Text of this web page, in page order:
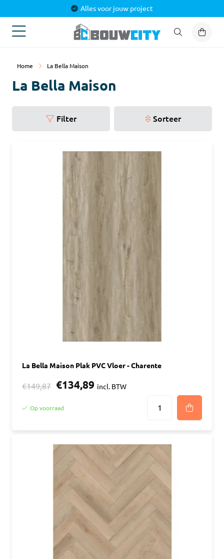
Alles voor jouw project
Home La Bella Maison
La Bella Maison
Filter Sorteer
La Bella Maison Plak PVC Vloer - Charente
€149,87 €134,89 incl. BTW
Op voorraad